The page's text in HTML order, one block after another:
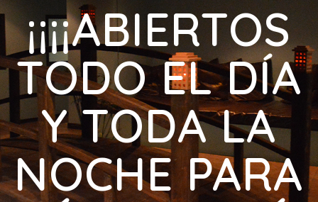
¡¡¡¡ABIERTOS
TODO EL DÍA
Y TODA LA
NOCHE PARA